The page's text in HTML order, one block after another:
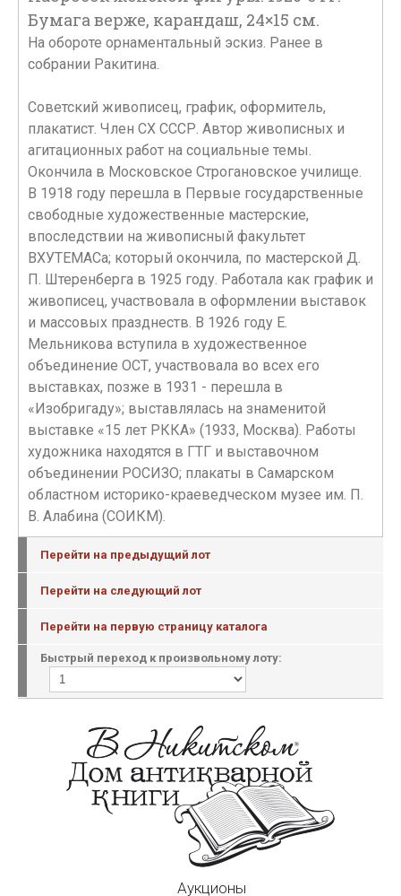
Бумага верже, карандаш, 24×15 см.
На обороте орнаментальный эскиз. Ранее в
собрании Ракитина.
Советский живописец, график, оформитель,
плакатист. Член СХ СССР. Автор живописных и
агитационных работ на социальные темы.
Окончила в Московское Строгановское училище.
В 1918 году перешла в Первые государственные
свободные художественные мастерские,
впоследствии на живописный факультет
ВХУТЕМАСа; который окончила, по мастерской Д.
П. Штеренберга в 1925 году. Работала как график и
живописец, участвовала в оформлении выставок
и массовых празднеств. В 1926 году Е.
Мельникова вступила в художественное
объединение ОСТ, участвовала во всех его
выставках, позже в 1931 - перешла в
«Изобригаду»; выставлялась на знаменитой
выставке «15 лет РККА» (1933, Москва). Работы
художника находятся в ГТГ и выставочном
объединении РОСИЗО; плакаты в Самарском
областном историко-краеведческом музее им. П.
В. Алабина (СОИКМ).
Перейти на предыдущий лот
Перейти на следующий лот
Перейти на первую страницу каталога
Быстрый переход к произвольному лоту:
Аукционы